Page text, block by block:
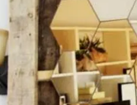
Cappe cucina dal design innovativo